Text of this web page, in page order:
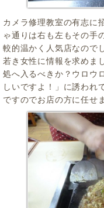
カメラ修理教室の有志に
ゃ通りは右も左もその手
較的温かく人気店なので
若き女性に情報を求めま
処へ入るべきか？ウロウ
しいですよ！」に誘われ
ですのでお店の方に任せ